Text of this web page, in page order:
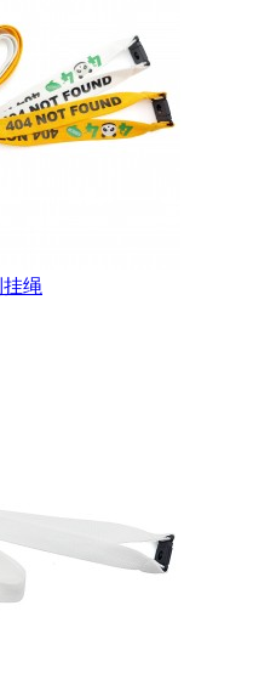
挂绳